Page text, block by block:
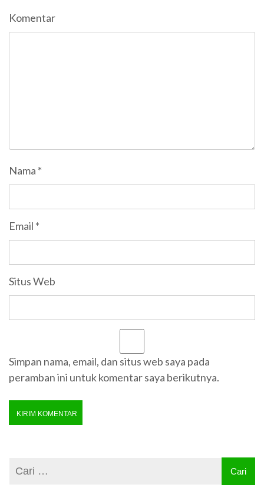
Komentar
Nama *
Email *
Situs Web
Simpan nama, email, dan situs web saya pada
peramban ini untuk komentar saya berikutnya.